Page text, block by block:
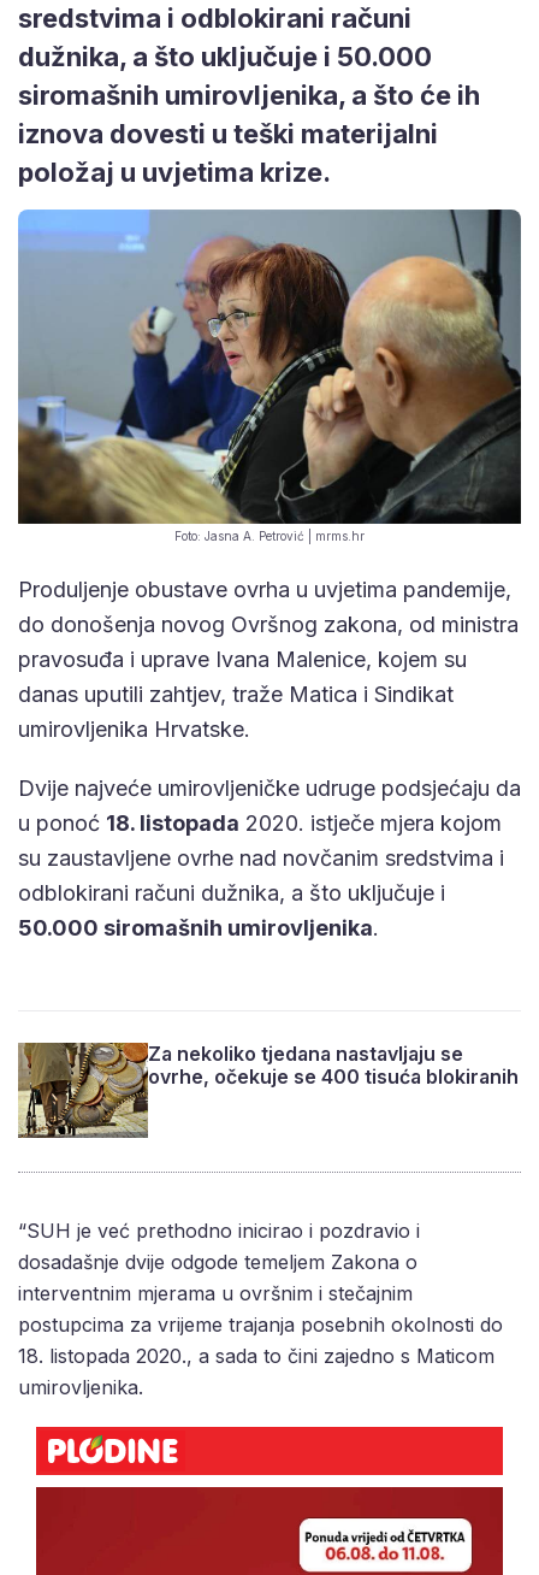
sredstvima i odblokirani računi
dužnika, a što uključuje i 50.000
siromašnih umirovljenika, a što će ih
iznova dovesti u teški materijalni
položaj u uvjetima krize.
Foto: Jasna A. Petrović | mrms.hr
Produljenje obustave ovrha u uvjetima pandemije,
do donošenja novog Ovršnog zakona, od ministra
pravosuđa i uprave Ivana Malenice, kojem su
danas uputili zahtjev, traže Matica i Sindikat
umirovljenika Hrvatske.
Dvije najveće umirovljeničke udruge podsjećaju da
u ponoć 18. listopada 2020. istječe mjera kojom
su zaustavljene ovrhe nad novčanim sredstvima i
odblokirani računi dužnika, a što uključuje i
50.000 siromašnih umirovljenika.
Za nekoliko tjedana nastavljaju se
ovrhe, očekuje se 400 tisuća blokiranih
“SUH je već prethodno inicirao i pozdravio i
dosadašnje dvije odgode temeljem Zakona o
interventnim mjerama u ovršnim i stečajnim
postupcima za vrijeme trajanja posebnih okolnosti do
18. listopada 2020., a sada to čini zajedno s Maticom
umirovljenika.